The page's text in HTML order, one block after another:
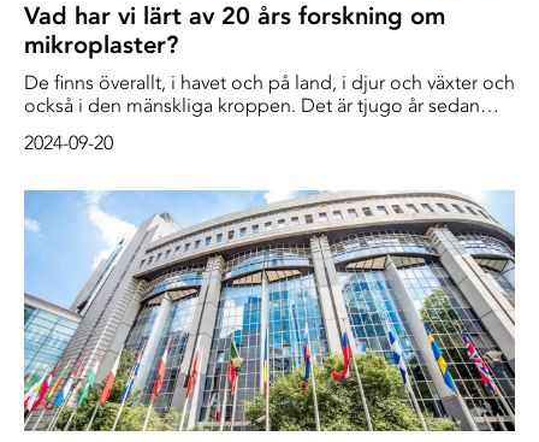
Vad har vi lärt av 20 års forskning om
mikroplaster?
De finns överallt, i havet och på land, i djur och växter och
också i den mänskliga kroppen. Det är tjugo år sedan
artikel och så här, tjugo år senare, har den ansedda
står idag och hur vi ska kunna komma till rätta med de
växande problemen som mikroplasterna orsakar.
2024-09-20